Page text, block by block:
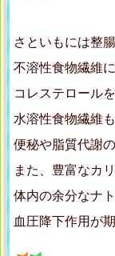
さといもには整
不溶性食物繊維
コレステロール
水溶性食物繊維
便秘や脂質代謝
また、豊富なカ
体内の余分なナ
血圧降下作用が